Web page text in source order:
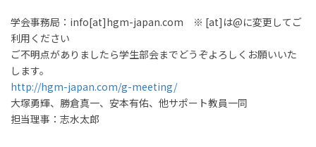
学会事務局：info[at]hgm-japan.com ※ [at]は@に変更してご
利用ください
ご不明点がありましたら学生部会までどうぞよろしくお願いいた
します。
http://hgm-japan.com/g-meeting/
大塚勇輝、勝倉真一、安本有佑、他サポート教員一同
担当理事：志水太郎